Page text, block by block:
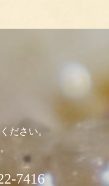
ださい。
7416